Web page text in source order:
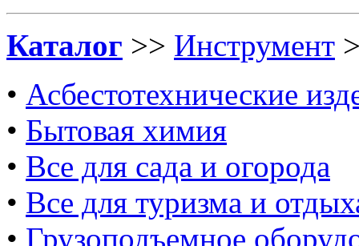
Каталог >> Инструмент
• Асбестотехнические
• Бытовая химия
• Все для сада и огорода
• Все для туризма и
• Грузоподъемное